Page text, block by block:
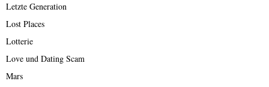
Letzte Generation
Lost Places
Lotterie
Love und Dating Scam
Mars